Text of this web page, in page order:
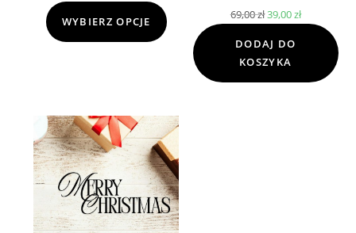
WYBIERZ OPCJE 69,00złPierwotna
wynosiła:
39,00złAktualna
cena
wynosi:
39,00 zł.
DODAJ DO
KOSZYKA